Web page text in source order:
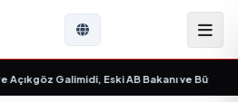
Açıkgöz Galimidi, Eski AB Bakanı ve